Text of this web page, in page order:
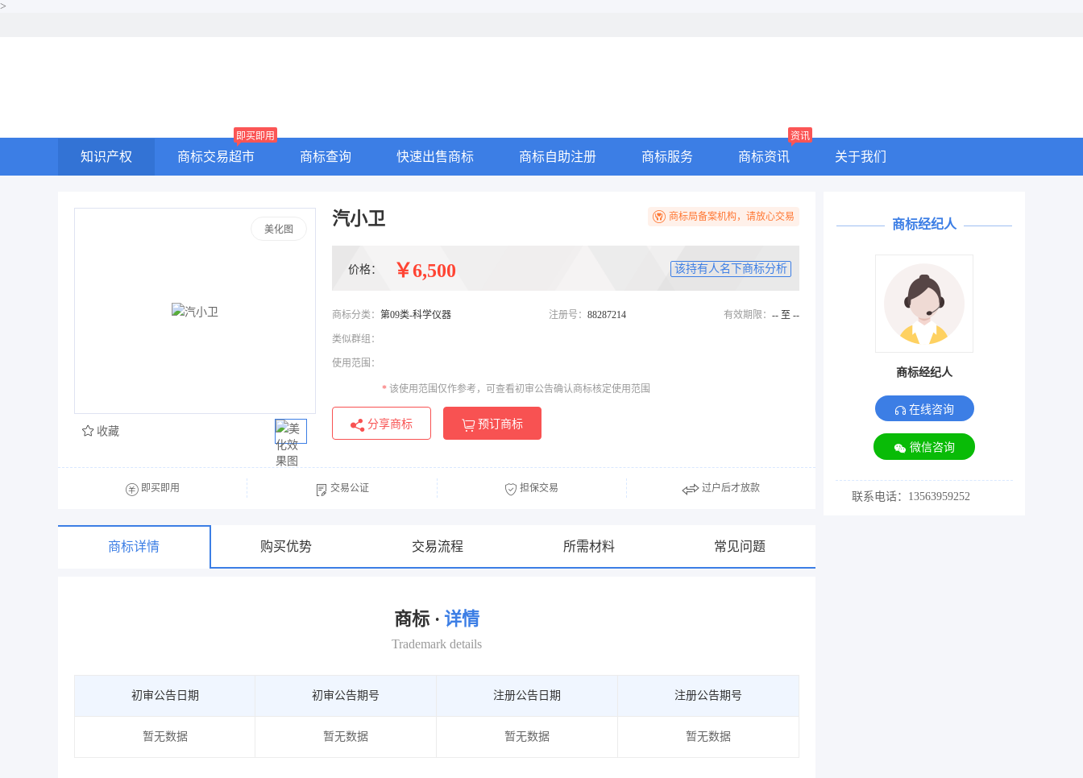
>
知识产权 商标交易超市
即买即用
商标查询 快速出售商标 商标自助注册 商标服务 商标资讯
资讯
关于我们
美化图
汽小卫 商标局备案机构，请放心交易
价格： ￥6,500 该持有人名下商标分析
商标分类： 第09类-科学仪器 注册号： 88287214 有效期限： -- 至 --
类似群组：
使用范围：
* 该使用范围仅作参考，可查看初审公告确认商标核定使用范围
分享商标 预订商标
收藏
即买即用 交易公证 担保交易 过户后才放款
商标详情 购买优势 交易流程 所需材料 常见问题
商标 · 详情
Trademark details
初审公告日期 初审公告期号 注册公告日期 注册公告期号
暂无数据 暂无数据 暂无数据 暂无数据
商标经纪人
商标经纪人
在线咨询
微信咨询
联系电话：13563959252